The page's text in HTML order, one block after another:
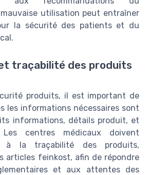
utilisation peut entraîner
la sécurité des patients et du
traçabilité des produits
produits, il est important de
les informations nécessaires sont
informations, détails produit, et
Les centres médicaux doivent
à la traçabilité des produits,
articles feinkost, afin de répondre
et aux attentes des